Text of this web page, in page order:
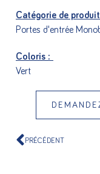
Catégorie de
Portes d'entrée
Coloris :
Vert
PRÉCÉDENT